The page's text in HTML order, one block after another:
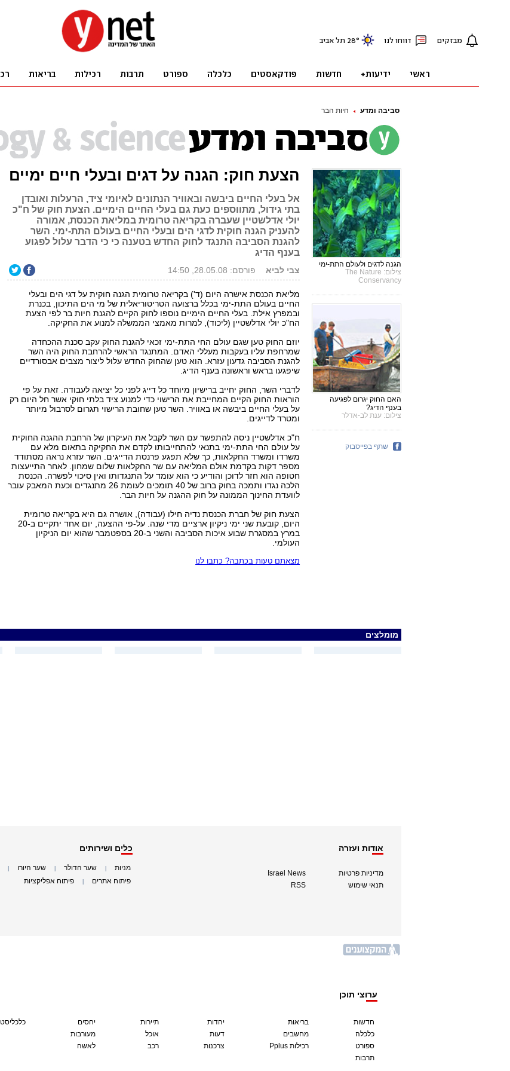
סביבה ומדע חיות הבר
הצעת חוק: הגנה על דגים ובעלי חיים ימיים
אל בעלי החיים ביבשה ובאוויר הנתונים לאיומי ציד, הרעלות ואובדן
בתי גידול, מתווספים כעת גם בעלי החיים הימיים. הצעת חוק של ח"כ
יולי אדלשטיין שעברה בקריאה טרומית במליאת הכנסת, אמורה
להעניק הגנה חוקית לדגי הים ובעלי החיים בעולם התת-ימי. השר
להגנת הסביבה התנגד לחוק החדש בטענה כי כי הדבר עלול לפגוע
בענף הדיג
צבי לביא פורסם: 28.05.08, 14:50
מליאת הכנסת אישרה היום (ד') בקריאה טרומית הגנה חוקית על דגי הים ובעלי
החיים בעולם התת-ימי בכלל ברצועה הטריטוריאלית של מי הים התיכון, בכנרת
ובמפרץ אילת. בעלי החיים הימיים נוספו לחוק הקיים להגנת חיות בר לפי הצעת
הח"כ יולי אדלשטיין (ליכוד), למרות מאמצי הממשלה למנוע את החקיקה.
יוזם החוק טען שגם עולם החי התת-ימי זכאי להגנת החוק עקב סכנת ההכחדה
שמרחפת עליו בעקבות מעללי האדם. המתנגד הראשי להרחבת החוק היה השר
להגנת הסביבה גדעון עזרא. הוא טען שהחוק החדש עלול ליצור מצבים אבסורדיים
שיפגעו בראש וראשונה בענף הדיג.
לדברי השר, החוק יחייב ברישיון מיוחד כל דייג לפני כל יציאה לעבודה. זאת על פי
הוראות החוק הקיים המחייבת את הרישוי כדי למנוע ציד בלתי חוקי אשר חל היום רק
על בעלי החיים ביבשה או באוויר. השר טען שחובת הרישוי תגרום לסרבול מיותר
ומטרד לדייגים.
ח"כ אדלשטיין ניסה להתפשר עם השר לקבל את העיקרון של הרחבת ההגנה החוקית
על עולם החי התת-ימי בתנאי להתחייבותו לקדם את החקיקה בתאום מלא עם
משרדו ומשרד החקלאות, כך שלא תפגע פרנסת הדייגים. השר עזרא נראה מסתודד
מספר דקות בקדמת אולם המליאה עם שר החקלאות שלום שמחון. לאחר התייעצות
חטופה הוא חזר לדוכן והודיע כי הוא עומד על התנגדותו ואין סיכוי לפשרה. הכנסת
הלכה נגדו ותמכה בחוק ברוב של 40 תומכים לעומת 26 מתנגדים וכעת המאבק עובר
לוועדת החינוך הממונה על חוק ההגנה על חיות הבר.
הצעת חוק של חברת הכנסת נדיה חילו (עבודה), אושרה גם היא בקריאה טרומית
היום, קובעת שני ימי ניקיון ארציים מדי שנה. על-פי ההצעה, יום אחד יתקיים ב-20
במרץ במסגרת שבוע איכות הסביבה והשני ב-20 בספטמבר שהוא יום הניקיון
העולמי.
מצאתם טעות בכתבה? כתבו לנו
הגנה לדגים ולעולם התת-ימי
צילום: The Nature
Conservancy
האם החוק יגרום לפגיעה
בענף הדיג?
צילום: ענת לב-אדלר
שתף בפייסבוק
מומלצים
אודות ועזרה
מדיניות פרטיות
תנאי שימוש
Israel News
RSS
כלים ושירותים
מניות שער הדולר שער היורו
פיתוח אתרים פיתוח אפליקציות
ערוצי תוכן
חדשות
כלכלה
ספורט
תרבות
בריאות
מחשבים
Pplus רכילות
יהדות
דעות
צרכנות
תיירות
אוכל
רכב
יחסים
מעורבות
לאשה
כלכליסט